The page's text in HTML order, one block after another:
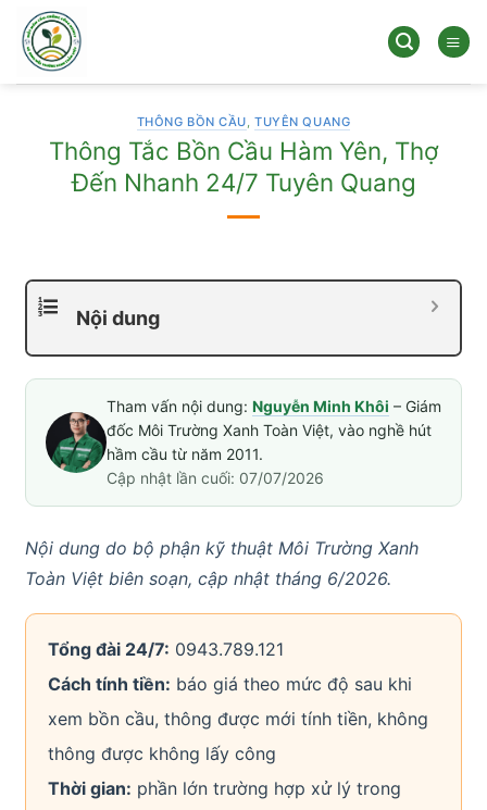
qua
dung
THÔNG BỒN CẦU,TUYÊN QUANG
Thông Tắc Bồn Cầu Hàm Yên, Thợ
Đến Nhanh 24/7 Tuyên Quang
Nội dung
Tham vấn nội dung: Nguyễn Minh Khôi – Giám
đốc Môi Trường Xanh Toàn Việt, vào nghề hút
hầm cầu từ năm 2011.
Cập nhật lần cuối: 07/07/2026
Nội dung do bộ phận kỹ thuật Môi Trường Xanh
Toàn Việt biên soạn, cập nhật tháng 6/2026.
Tổng đài 24/7: 0943.789.121
Cách tính tiền: báo giá theo mức độ sau khi
xem bồn cầu, thông được mới tính tiền, không
thông được không lấy công
Thời gian: phần lớn trường hợp xử lý trong